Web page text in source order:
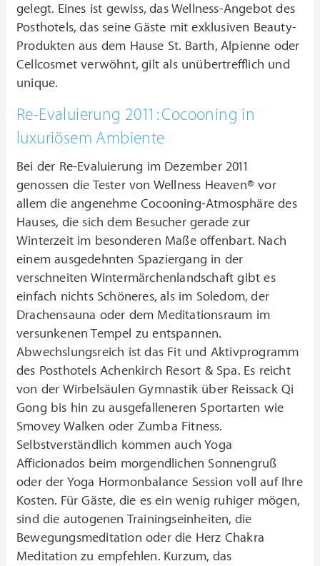
gelegt. Eines ist gewiss, das Wellness-Angebot des
Posthotels, das seine Gäste mit exklusiven Beauty-
Produkten aus dem Hause St. Barth, Alpienne oder
Cellcosmet verwöhnt, gilt als unübertrefflich und
unique.
Re-Evaluierung 2011: Cocooning in
luxuriösem Ambiente
Bei der Re-Evaluierung im Dezember 2011
genossen die Tester von Wellness Heaven® vor
allem die angenehme Cocooning-Atmosphäre des
Hauses, die sich dem Besucher gerade zur
Winterzeit im besonderen Maße offenbart. Nach
einem ausgedehnten Spaziergang in der
verschneiten Wintermärchenlandschaft gibt es
einfach nichts Schöneres, als im Soledom, der
Drachensauna oder dem Meditationsraum im
versunkenen Tempel zu entspannen.
Abwechslungsreich ist das Fit und Aktivprogramm
des Posthotels Achenkirch Resort & Spa. Es reicht
von der Wirbelsäulen Gymnastik über Reissack Qi
Gong bis hin zu ausgefalleneren Sportarten wie
Smovey Walken oder Zumba Fitness.
Selbstverständlich kommen auch Yoga
Afficionados beim morgendlichen Sonnengruß
oder der Yoga Hormonbalance Session voll auf Ihre
Kosten. Für Gäste, die es ein wenig ruhiger mögen,
sind die autogenen Trainingseinheiten, die
Bewegungsmeditation oder die Herz Chakra
Meditation zu empfehlen. Kurzum, das